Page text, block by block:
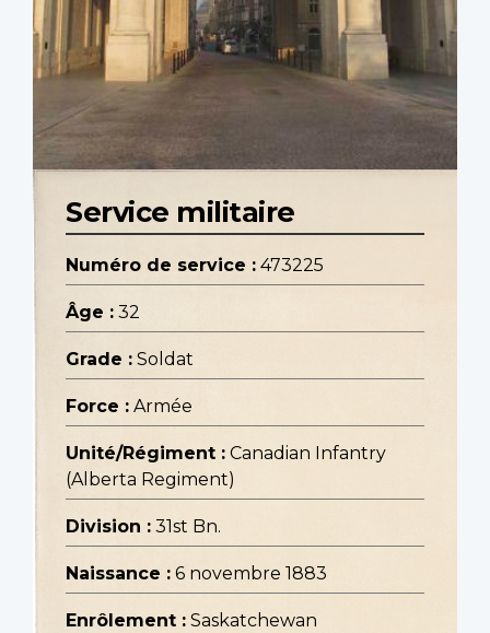
Service militaire
Numéro de service : 473225
Âge : 32
Grade : Soldat
Force : Armée
Unité/Régiment : Canadian Infantry
(Alberta Regiment)
Division : 31st Bn.
Naissance : 6 novembre 1883
Enrôlement : Saskatchewan